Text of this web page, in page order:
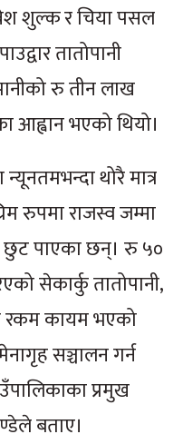
शुल्क र चिया पसल
तातोपानी
रु तीन लाख
भएको थियो।
थोरै मात्र
रुपमा राजस्व जम्मा
छुट पाएका छन्। रु ५०
सेकार्कु तातोपानी,
कायम भएको
सञ्चालन गर्न
प्रमुख
बताए।